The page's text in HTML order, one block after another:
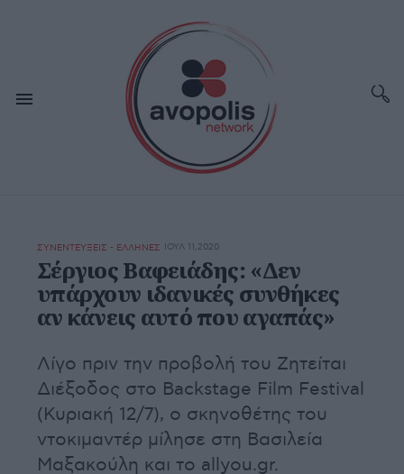
ΣΥΝΕΝΤΕΥΞΕΙΣ - ΕΛΛΗΝΕΣ ΙΟΥΛ 11,2020
Σέργιος Βαφειάδης: «Δεν
υπάρχουν ιδανικές συνθήκες
αν κάνεις αυτό που αγαπάς»
Λίγο πριν την προβολή του Ζητείται
Διέξοδος στο Backstage Film Festival
(Κυριακή 12/7), ο σκηνοθέτης του
ντοκιμαντέρ μίλησε στη Βασιλεία
Μαξακούλη και το allyou.gr.